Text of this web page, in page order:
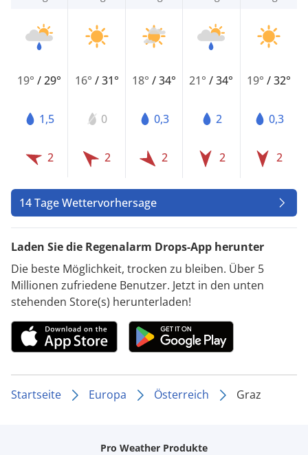
19°/29°
1,5
2
16° /31°
0
2
18° /34°
0,3
2
21°/34°
2
2
19° /32°
0,3
2
14 Tage Wettervorhersage
Laden Sie die Regenalarm Drops-App herunter
Die beste Möglichkeit, trocken zu bleiben. Über 5
Millionen zufriedene Benutzer. Jetzt in den unten
stehenden Store(s) herunterladen!
Startseite Europa Österreich Graz
Pro Weather Produkte